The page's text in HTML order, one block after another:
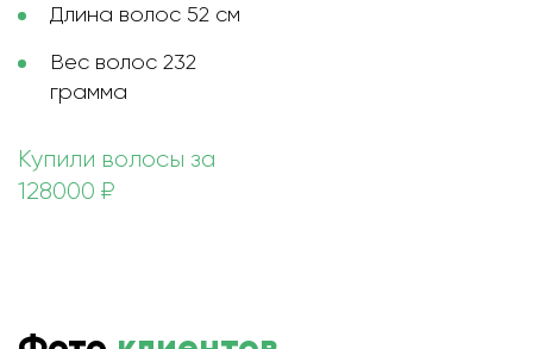
Длина волос 52 см
Вес волос 232
грамма
Купили волосы за
128000 ₽